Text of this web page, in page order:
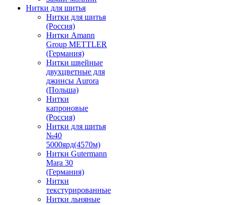
Нитки для шитья
Нитки для шитья
(Россия)
Нитки Amann
Group METTLER
(Германия)
Нитки швейные
двухцветные для
джинсы Aurora
(Польша)
Нитки
капроновые
(Россия)
Нитки для шитья
№40
5000ярд(4570м)
Нитки Gutermann
Mara 30
(Германия)
Нитки
текстурированные
Нитки льняные